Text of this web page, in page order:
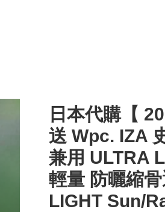
日本代購【
送 Wpc. IZA
兼用 ULTRA
輕量 防曬縮
LIGHT Sun/